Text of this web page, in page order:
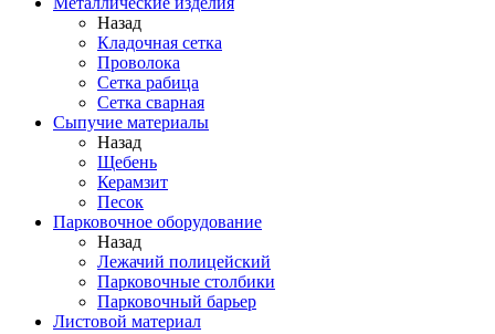
Назад
Кладочная сетка
Проволока
Сетка рабица
Сетка сварная
Сыпучие материалы
Назад
Щебень
Керамзит
Песок
Парковочное оборудование
Назад
Лежачий полицейский
Парковочные столбики
Парковочный барьер
Листовой материал